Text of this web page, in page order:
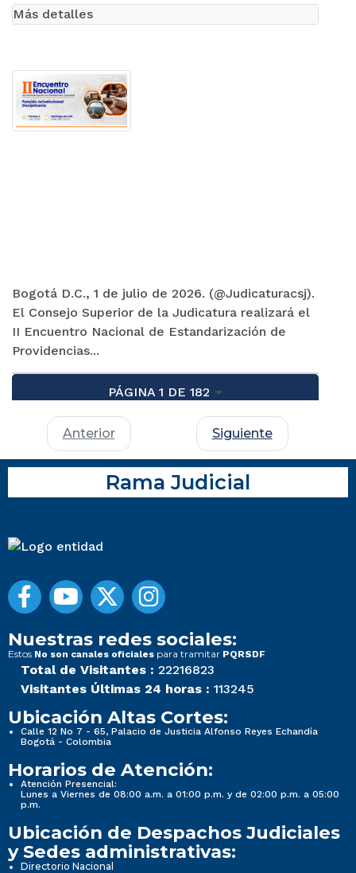
Bogotá D.C., 1 de julio de 2026. (@Judicaturacsj).
El Consejo Superior de la Judicatura realizará el
II Encuentro Nacional de Estandarización de
Providencias...
Más detalles
PÁGINA 1 DE 182
Anterior Siguiente
Rama Judicial
Nuestras redes sociales:
Estos No son canales oficiales para tramitar PQRSDF
Total de Visitantes : 22216823
Visitantes Últimas 24 horas : 113245
Ubicación Altas Cortes:
Calle 12 No 7 - 65, Palacio de Justicia Alfonso Reyes Echandía
Bogotá - Colombia
Horarios de Atención:
Atención Presencial:
Lunes a Viernes de 08:00 a.m. a 01:00 p.m. y de 02:00 p.m. a 05:00
p.m.
Ubicación de Despachos Judiciales
y Sedes administrativas:
Directorio Nacional